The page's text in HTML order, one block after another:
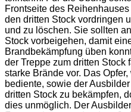
Frontseite des
den dritten Stock vordringen
und zu löschen. Sie sollten
Stock vorbeigehen, damit
Brandbekämpfung üben
der Treppe zum dritten Stock
starke Brände vor. Das
bediente, sowie der
dritten Stock zu bekämpfen,
dies unmöglich. Der